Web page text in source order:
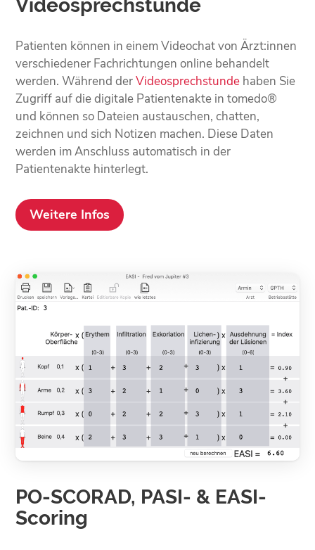
Videosprechstunde
Patienten können in einem Videochat von Ärzt:innen
verschiedener Fachrichtungen online behandelt
werden. Während derVideosprechstunde haben Sie
Zugriff auf die digitale Patientenakte in tomedo®
und können so Dateien austauschen, chatten,
zeichnen und sich Notizen machen. Diese Daten
werden im Anschluss automatisch in der
Patientenakte hinterlegt.
Weitere Infos
PO-SCORAD, PASI- & EASI-
Scoring